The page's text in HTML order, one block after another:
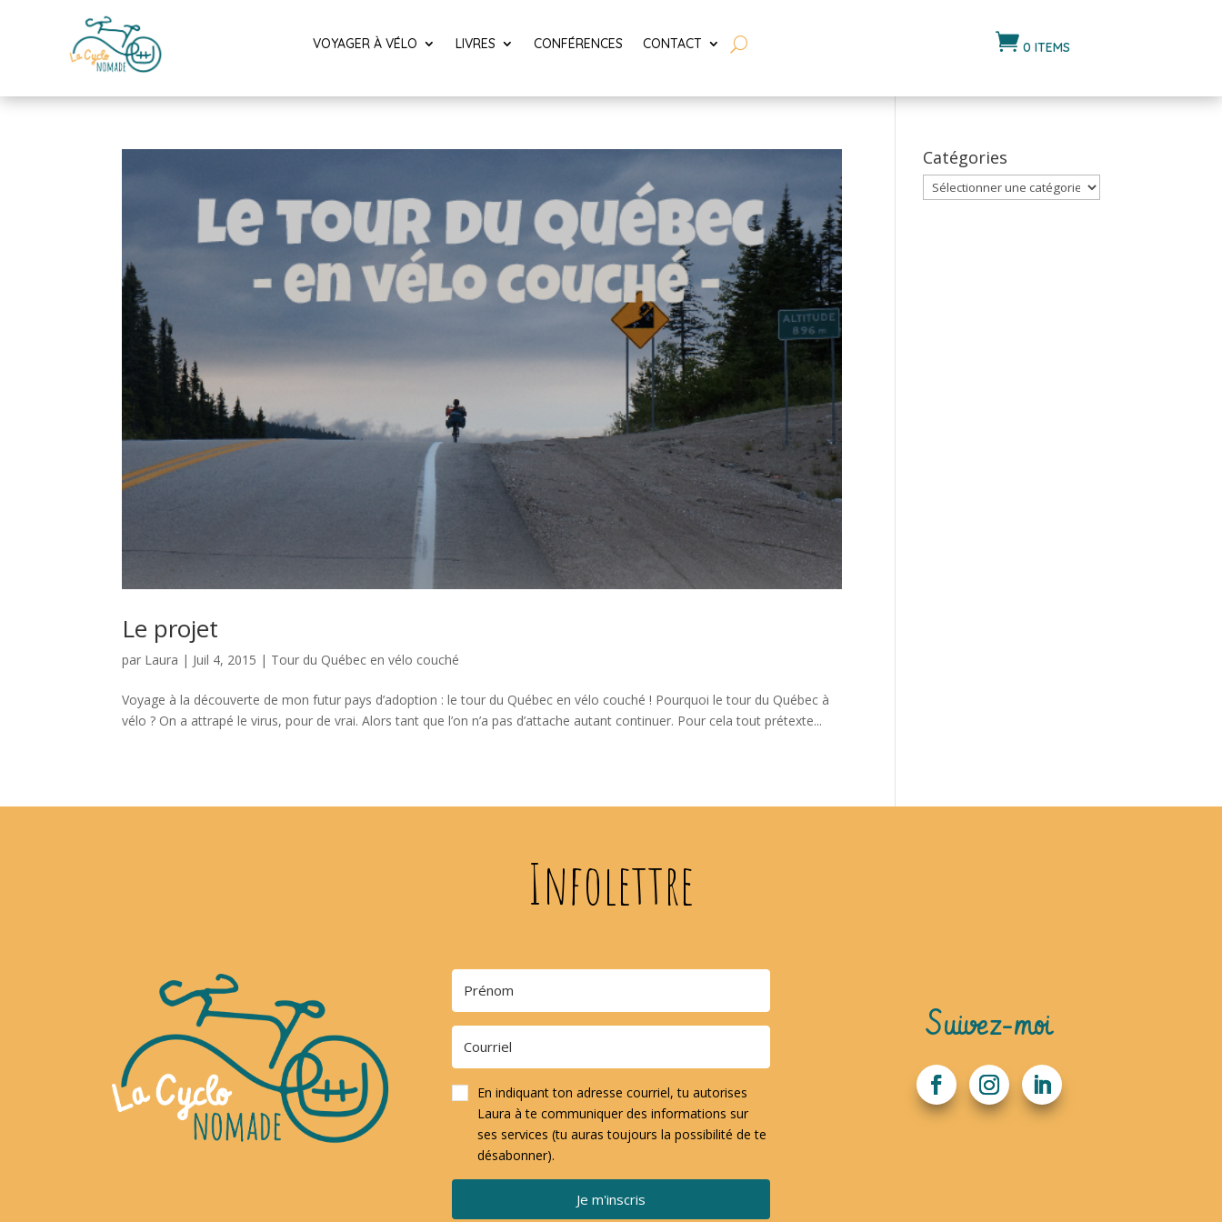
VOYAGER À VÉLO LIVRES CONFÉRENCES CONTACT  0 ITEMS
Le projet
par Laura | Juil 4, 2015 | Tour du Québec en vélo couché
Voyage à la découverte de mon futur pays d’adoption : le tour du Québec en vélo couché ! Pourquoi le tour du Québec à
vélo ? On a attrapé le virus, pour de vrai. Alors tant que l’on n’a pas d’attache autant continuer. Pour cela tout prétexte...
Catégories
Catégories
Infolettre
En indiquant ton adresse courriel, tu autorises
Laura à te communiquer des informations sur
ses services (tu auras toujours la possibilité de te
désabonner).
Je m'inscris
Suivez-moi